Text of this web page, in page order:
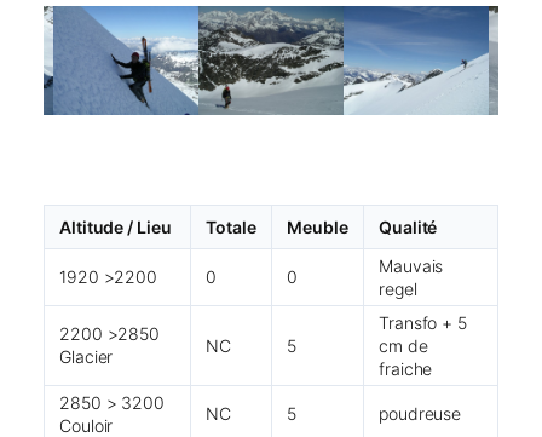
Altitude / Lieu Totale Meuble Qualité
1920 >2200 0 0
Mauvais
regel
2200 >2850
Glacier
NC 5
Transfo + 5
cm de
fraiche
2850 > 3200
Couloir
NC 5 poudreuse